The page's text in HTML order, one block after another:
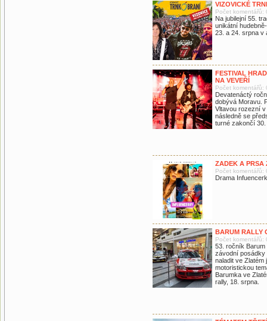
VIZOVICKÉ
Počet komentářů:
Na jubilejní 55.
unikátní
23. a 24. srpna v
FESTIVAL
NA VEVEŘÍ
Počet komentářů:
Devatenáctý
dobývá Moravu.
Vltavou rozezní
následně se
turné zakončí
ZADEK A PRSA
Počet komentářů:
Drama
BARUM RALLY
Počet komentářů:
53. ročník Barum
závodní posádky
naladit ve Zlatém
motoristickou
Barumka ve
rally, 18. srpna.